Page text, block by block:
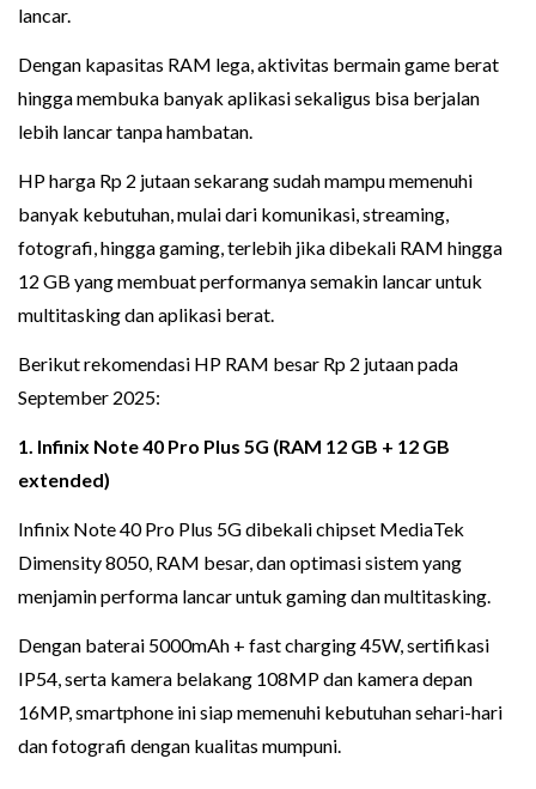
lancar.
Dengan kapasitas RAM lega, aktivitas bermain game berat
hingga membuka banyak aplikasi sekaligus bisa berjalan
lebih lancar tanpa hambatan.
HP harga Rp 2 jutaan sekarang sudah mampu memenuhi
banyak kebutuhan, mulai dari komunikasi, streaming,
fotografi, hingga gaming, terlebih jika dibekali RAM hingga
12 GB yang membuat performanya semakin lancar untuk
multitasking dan aplikasi berat.
Berikut rekomendasi HP RAM besar Rp 2 jutaan pada
September 2025:
1. Infinix Note 40 Pro Plus 5G (RAM 12 GB + 12 GB
extended)
Infinix Note 40 Pro Plus 5G dibekali chipset MediaTek
Dimensity 8050, RAM besar, dan optimasi sistem yang
menjamin performa lancar untuk gaming dan multitasking.
Dengan baterai 5000mAh + fast charging 45W, sertifikasi
IP54, serta kamera belakang 108MP dan kamera depan
16MP, smartphone ini siap memenuhi kebutuhan sehari-hari
dan fotografi dengan kualitas mumpuni.